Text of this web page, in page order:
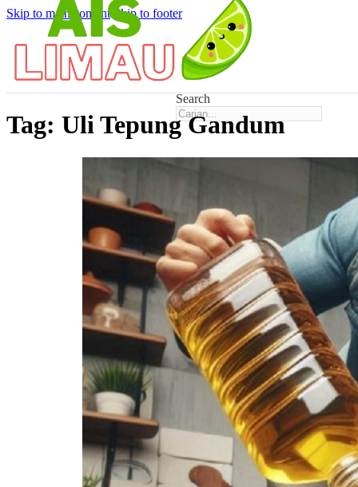
Skip to main content Skip to footer
Search
Tag: Uli Tepung Gandum